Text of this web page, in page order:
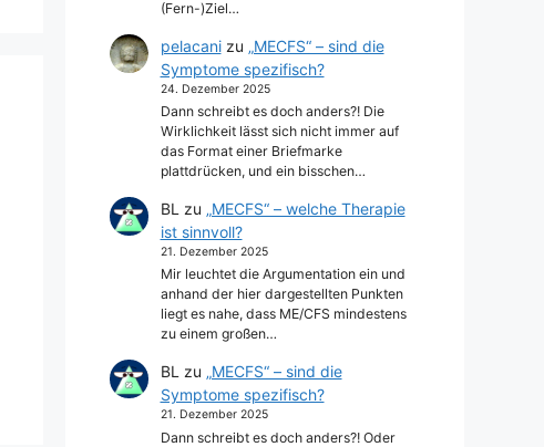
(Fern-)Ziel…
pelacanizu „MECFS“ – sind die
Symptome spezifisch?
24. Dezember 2025
Dann schreibt es doch anders?! Die
Wirklichkeit lässt sich nicht immer auf
das Format einer Briefmarke
plattdrücken, und ein bisschen…
BL zu „MECFS“ – welche Therapie
ist sinnvoll?
21. Dezember 2025
Mir leuchtet die Argumentation ein und
anhand der hier dargestellten Punkten
liegt es nahe, dass ME/CFS mindestens
zu einem großen…
BL zu „MECFS“ – sind die
Symptome spezifisch?
21. Dezember 2025
Dann schreibt es doch anders?! Oder